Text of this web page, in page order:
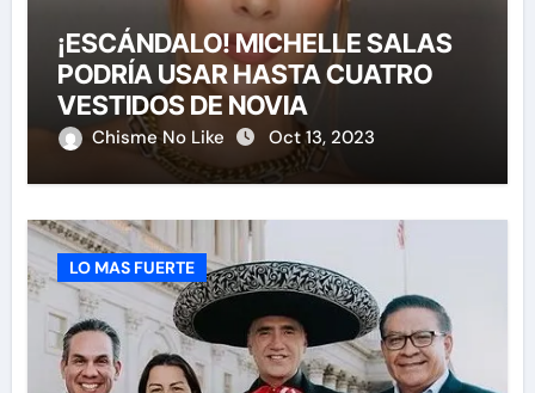
¡ESCÁNDALO! MICHELLE SALAS
PODRÍA USAR HASTA CUATRO
VESTIDOS DE NOVIA
Chisme No Like Oct 13, 2023
LO MAS FUERTE